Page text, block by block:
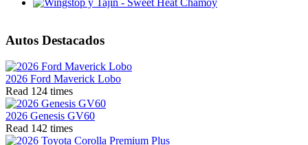
Autos Destacados
2026 Ford Maverick Lobo
Read 124 times
2026 Genesis GV60
Read 142 times